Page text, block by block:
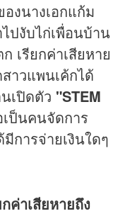
งนางเอกแก้ม
ปงับไก่เพื่อนบ้าน
เรียกค่าเสียหาย
าวแพนเค้กได้
เปิดตัว "STEM
ป็นคนจัดการ
การจ่ายเงินใดๆ
ค่าเสียหายถึง